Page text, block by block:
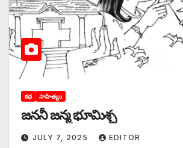
కథ సాహిత్యం
‌జననీ జన్మ భూమిశ్చ
JULY 7, 2025 EDITOR